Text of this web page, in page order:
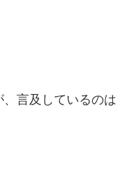
言及しているのは